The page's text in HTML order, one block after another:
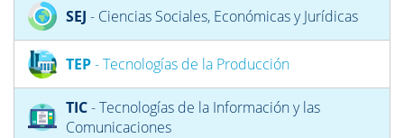
SEJ - Ciencias Sociales, Económicas y Jurídicas
TEP- Tecnologías de la Producción
TIC- Tecnologías de la Información y las
Comunicaciones